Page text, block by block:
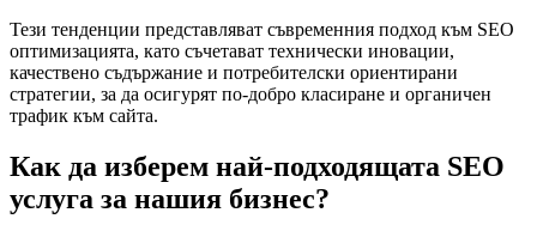
Тези тенденции представляват съвременния подход към SEO
оптимизацията, като съчетават технически иновации,
качествено съдържание и потребителски ориентирани
стратегии, за да осигурят по-добро класиране и органичен
трафик към сайта.
Как да изберем най-подходящата SEO
услуга за нашия бизнес?